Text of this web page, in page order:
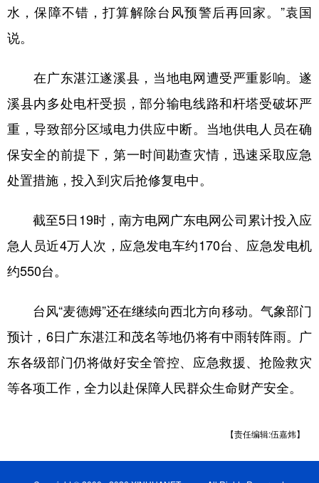
水，保障不错，打算解除台风预警后再回家。”袁国
说。
在广东湛江遂溪县，当地电网遭受严重影响。遂
溪县内多处电杆受损，部分输电线路和杆塔受破坏严
重，导致部分区域电力供应中断。当地供电人员在确
保安全的前提下，第一时间勘查灾情，迅速采取应急
处置措施，投入到灾后抢修复电中。
截至5日19时，南方电网广东电网公司累计投入应
急人员近4万人次，应急发电车约170台、应急发电机
约550台。
台风“麦德姆”还在继续向西北方向移动。气象部门
预计，6日广东湛江和茂名等地仍将有中雨转阵雨。广
东各级部门仍将做好安全管控、应急救援、抢险救灾
等各项工作，全力以赴保障人民群众生命财产安全。
【责任编辑:伍嘉炜】